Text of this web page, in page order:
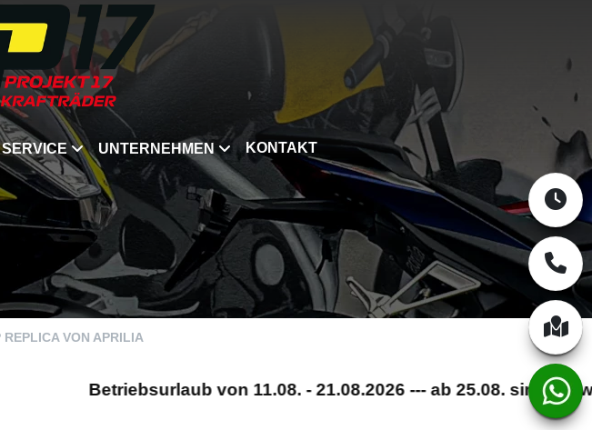
SERVICE UNTERNEHMEN KONTAKT
VON APRILIA
Betriebsurlaub von 11.08. - 21.08.2026 --- ab 25.08. sind wir